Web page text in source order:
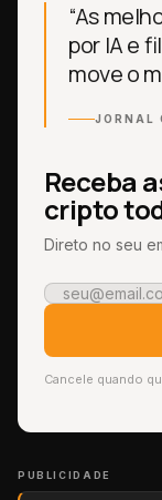
“As
por IA e
move o
JORNAL
Receba
cripto
Direto no seu
Cancele quando
PUBLICIDADE